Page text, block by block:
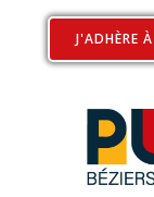
J'ADHÈRE